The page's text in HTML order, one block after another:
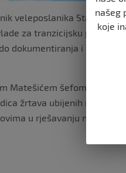
veleposlanika State
za tranzicijsku pravdu,
dokumentiranja i
Matešićem šefom Odjela
žrtava ubijenih na
u rješavanju nasljeđa
našeg
koje